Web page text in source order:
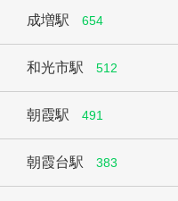
成増駅 654
和光市駅 512
朝霞駅 491
朝霞台駅 383